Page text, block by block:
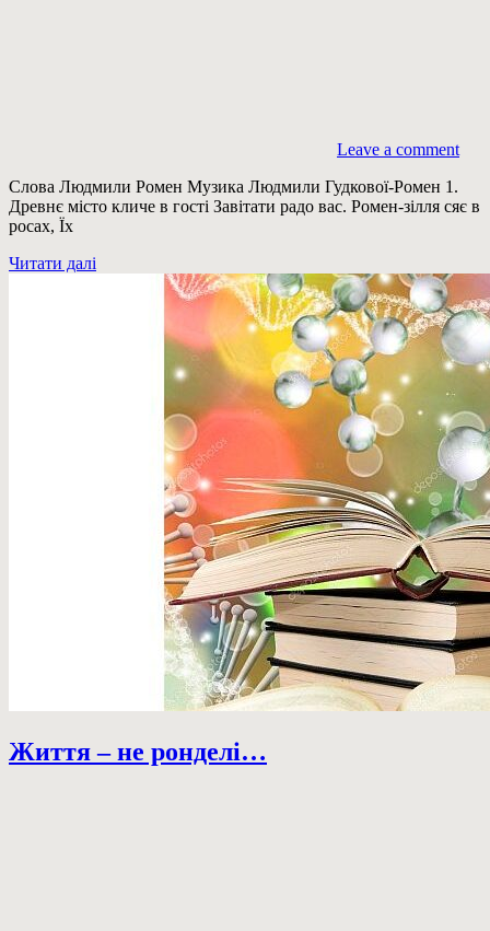
Leave a comment
Слова Людмили Ромен Музика Людмили Гудкової-Ромен 1.
Древнє місто кличе в гості Завітати радо вас. Ромен-зілля сяє в
росах, Їх
Читати далі
Життя – не ронделі…